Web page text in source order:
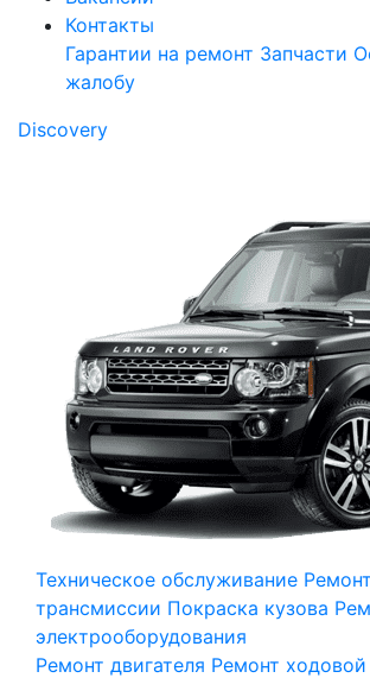
Контакты
Гарантии на ремонт Запчасти
жалобу
Discovery
Техническое обслуживание Ремонт
трансмиссии Покраска кузова
электрооборудования
Ремонт двигателя Ремонт ходовой